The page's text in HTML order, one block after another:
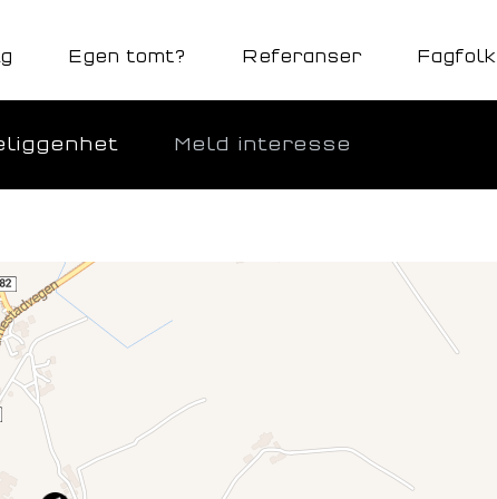
Egen tomt? Referanser Fagfolk
Meld interesse